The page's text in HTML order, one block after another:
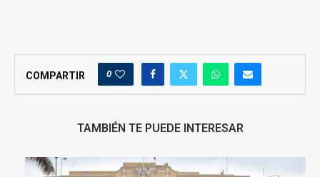
COMPARTIR 0
TAMBIÉN TE PUEDE INTERESAR